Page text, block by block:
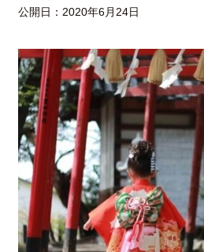
公開日： 2020年6月24日